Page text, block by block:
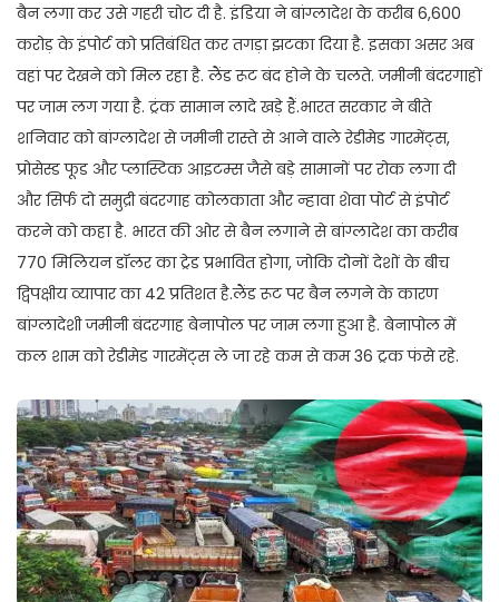
बैन लगा कर उसे गहरी चोट दी है. इंडिया ने बांग्लादेश के करीब 6,600
करोड़ के इंपोर्ट को प्रतिबंधित कर तगड़ा झटका दिया है. इसका असर अब
वहां पर देखने को मिल रहा है. लैंड रूट बंद होने के चलते. जमीनी बंदरगाहों
पर जाम लग गया है. ट्रंक सामान लादे खड़े हैं.भारत सरकार ने बीते
शनिवार को बांग्लादेश से जमीनी रास्ते से आने वाले रेडीमेड गारमेंट्स,
प्रोसेस्ड फूड और प्लास्टिक आइटम्स जैसे बड़े सामानों पर रोक लगा दी
और सिर्फ दो समुद्री बंदरगाह कोलकाता और न्हावा शेवा पोर्ट से इंपोर्ट
करने को कहा है. भारत की ओर से बैन लगाने से बांग्लादेश का करीब
770 मिलियन डॉलर का ट्रेड प्रभावित होगा, जोकि दोनों देशों के बीच
द्विपक्षीय व्यापार का 42 प्रतिशत है.लैंड रूट पर बैन लगने के कारण
बांग्लादेशी जमीनी बंदरगाह बेनापोल पर जाम लगा हुआ है. बेनापोल में
कल शाम को रेडीमेड गारमेंट्स ले जा रहे कम से कम 36 ट्रक फंसे रहे.